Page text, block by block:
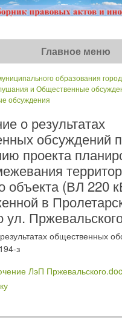
Главное меню
образования
и Общественные
обсуждения
о результатах
обсуждений
проекта
объекта (ВЛ 220
в
ул.
общественных
з
ЛэП